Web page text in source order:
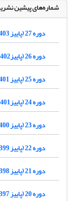
شماره‌های پیشین
دوره 27 (پاییز 1403- 1404)
دوره 26 (پاییز1402- 1403)
دوره 25 (پاییز 1401-1402)
دوره 24 (پاییز1401-1400)
دوره 23 (پاییز 1400-1399)
دوره 22 (پاییز 1399-1398)
دوره 21 (پاییز 1398-1397)
دوره 20 (پاییز 1397-1396)